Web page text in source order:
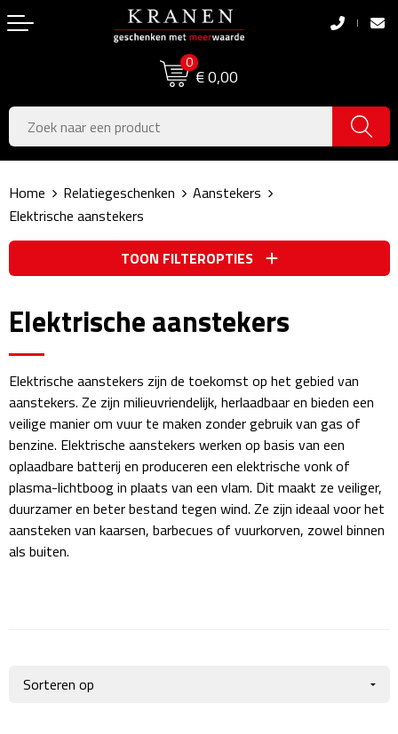
0
€ 0,00
Boodschappentassen
Boodschappentassen
Jute tassen
Katoenen draagtassen
Opvouwbare tassen
Schoudertassen
Zakelijke Tassen
Business trolleys
Documententassen
Kledingtassen
Laptophoezen & -tassen
Reistassen
Pasen
Koningsdag
Zomer
Voetbal, EK & WK
Sinterklaas
Kerstpakketten
Giftcards
Wellness Giftsets
Home Relatiegeschenken
Aanstekers
Elektrische aanstekers
TOON FILTEROPTIES
Elektrische aanstekers
Elektrische aanstekers zijn de toekomst op het gebied van
aanstekers. Ze zijn milieuvriendelijk, herlaadbaar en bieden een
veilige manier om vuur te maken zonder gebruik van gas of
benzine. Elektrische aanstekers werken op basis van een
oplaadbare batterij en produceren een elektrische vonk of
plasma-lichtboog in plaats van een vlam. Dit maakt ze veiliger,
duurzamer en beter bestand tegen wind. Ze zijn ideaal voor het
aansteken van kaarsen, barbecues of vuurkorven, zowel binnen
als buiten.